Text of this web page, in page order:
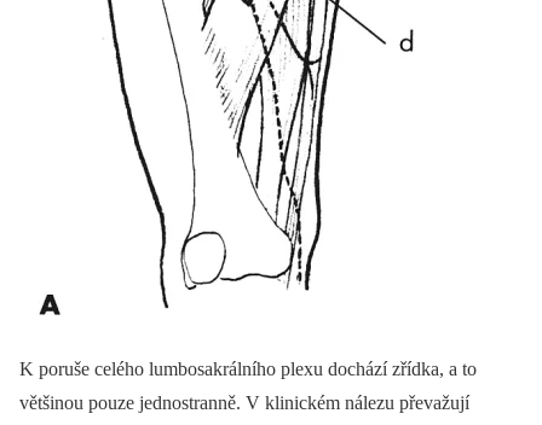
K poruše celého lumbosakrálního plexu dochází zřídka, a to
většinou pouze jednostranně. V klinickém nálezu převažují